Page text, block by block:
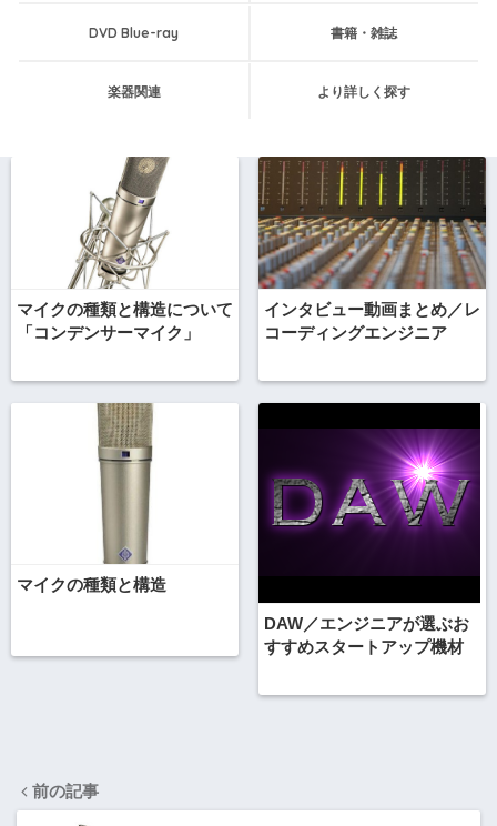
DVD Blue-ray 書籍・雑誌
楽器関連 より詳しく探す
マイクの種類と構造について
「コンデンサーマイク」
インタビュー動画まとめ／レ
コーディングエンジニア
マイクの種類と構造
DAW／エンジニアが選ぶお
すすめスタートアップ機材
前の記事